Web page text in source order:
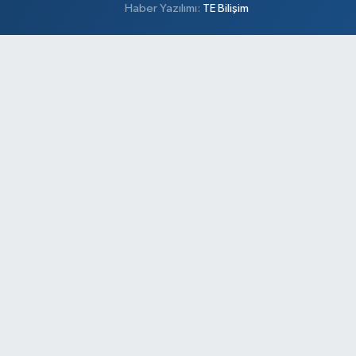
Haber Yazılımı: TE Bilişim